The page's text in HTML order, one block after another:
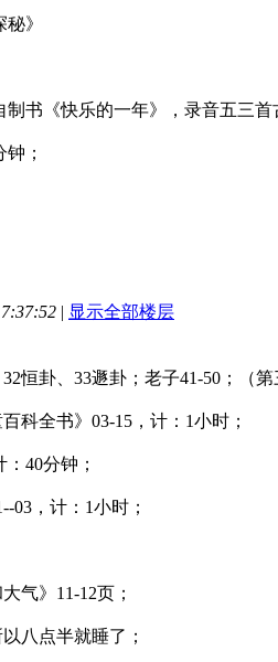
》
书《快乐的一年》，录音五三首
；
| 显示全部楼层
恒卦、33遯卦；老子41-50；（
科全书》03-15，计：1小时；
40分钟；
03，计：1小时；
气》11-12页；
八点半就睡了；